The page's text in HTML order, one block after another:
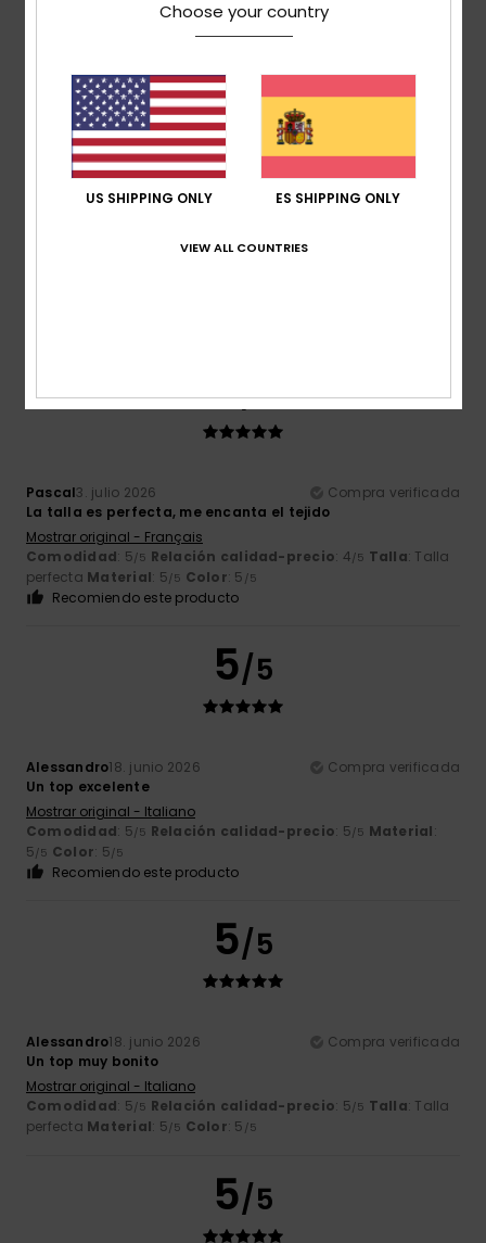
5
5/5
Pascal3. julio 2026
Compra verificada
La talla es perfecta, me encanta el tejido
Mostrar original - Français
Comodidad: 5/5 Relación calidad-precio: 4/5 Talla: Talla
perfecta Material: 5/5 Color: 5 /5
Recomiendo este producto
5/5
Alessandro18. junio 2026
Compra verificada
Un top excelente
Mostrar original - Italiano
Comodidad: 5/5 Relación calidad-precio: 5/5 Material:
5/5 Color: 5/5
Recomiendo este producto
5/5
Alessandro18. junio 2026
Compra verificada
Un top muy bonito
Mostrar original - Italiano
Comodidad: 5/5 Relación calidad-precio: 5/5 Talla: Talla
perfecta Material: 5/5 Color: 5 /5
5/5
Choose your country
US SHIPPING ONLY ES SHIPPING ONLY
VIEW ALL COUNTRIES